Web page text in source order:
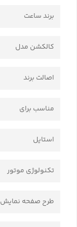
برند ساعت
کالکشن مدل
اصالت برند
مناسب برای
استایل
تکنولوژی موتور
طرح صفحه نمایش